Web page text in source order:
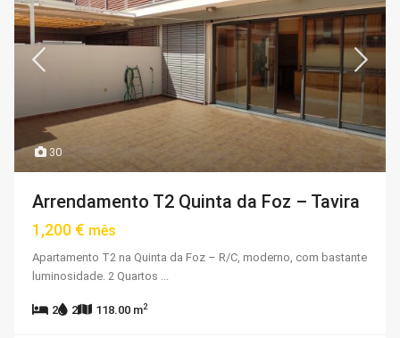
30
Arrendamento T2 Quinta da Foz – Tavira
1,200 € mês
Apartamento T2 na Quinta da Foz – R/C, moderno, com bastante
luminosidade. 2 Quartos ...
2 2 118.00 m2